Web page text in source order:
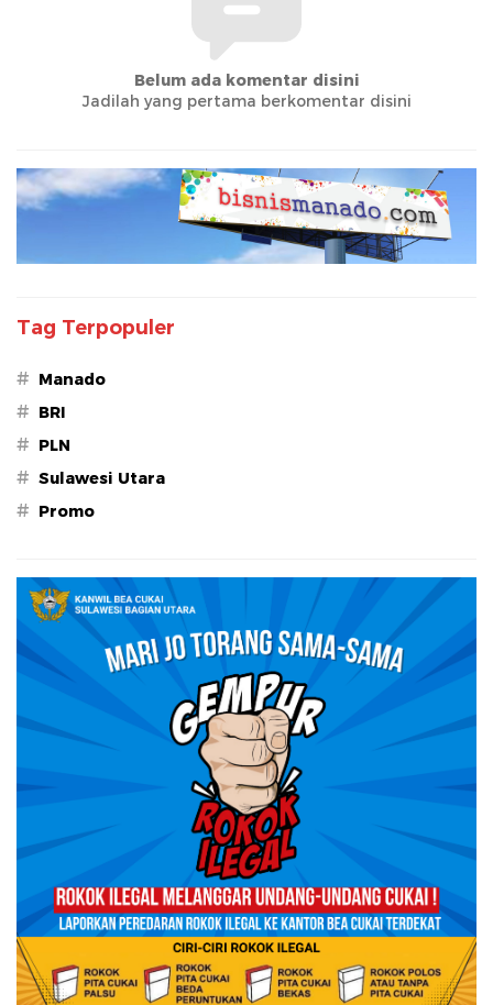
Belum ada komentar disini
Jadilah yang pertama berkomentar disini
Tag Terpopuler
# Manado
# BRI
# PLN
# Sulawesi Utara
# Promo